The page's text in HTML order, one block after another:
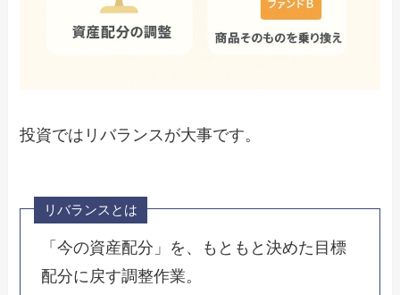
投資ではリバランスが大事です。
リバランスとは
「今の資産配分」を、もともと決めた目標
配分に戻す調整作業。